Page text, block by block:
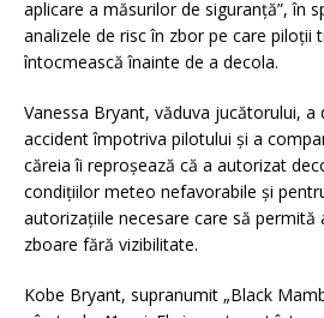
aplicare a măsurilor de siguranţă”, în
analizele de risc în zbor pe care piloţii
întocmească înainte de a decola.
Vanessa Bryant, văduva jucătorului, a
accident împotriva pilotului şi a
căreia îi reproşează că a autorizat
condiţiilor meteo nefavorabile şi
autorizaţiile necesare care să permită
zboare fără vizibilitate.
Kobe Bryant, supranumit „Black